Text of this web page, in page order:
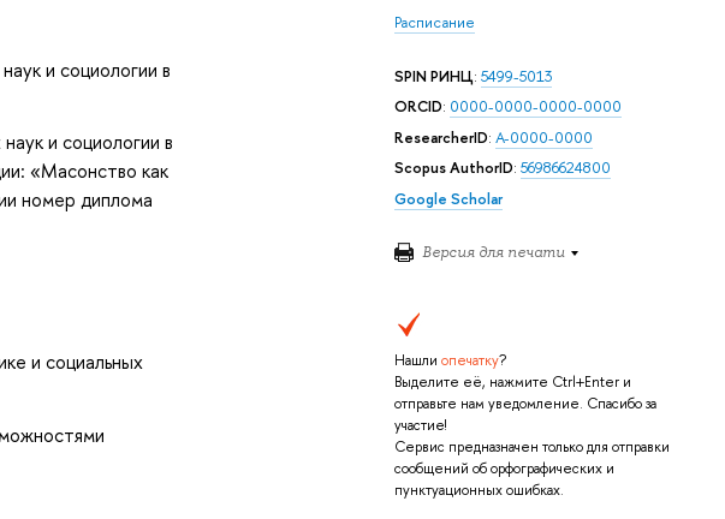
Расписание
SPIN РИНЦ: 5499-5013
ORCID: 0000-0000-0000-0000
ResearcherID: A-0000-0000
Scopus AuthorID: 56986624800
Google Scholar
Версия для печати
Нашли опечатку?
Выделите её, нажмите Ctrl+Enter и
отправьте нам уведомление. Спасибо за
участие!
Сервис предназначен только для отправки
сообщений об орфографических и
пунктуационных ошибках.
и социологии в
и социологии в
«Масонство как
номер диплома
и социальных